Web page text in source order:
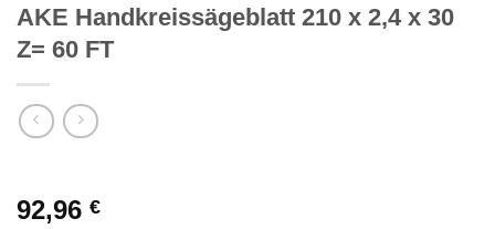
AKE Handkreissägeblatt 210 x 2,4 x 30
Z= 60 FT
92,96 €